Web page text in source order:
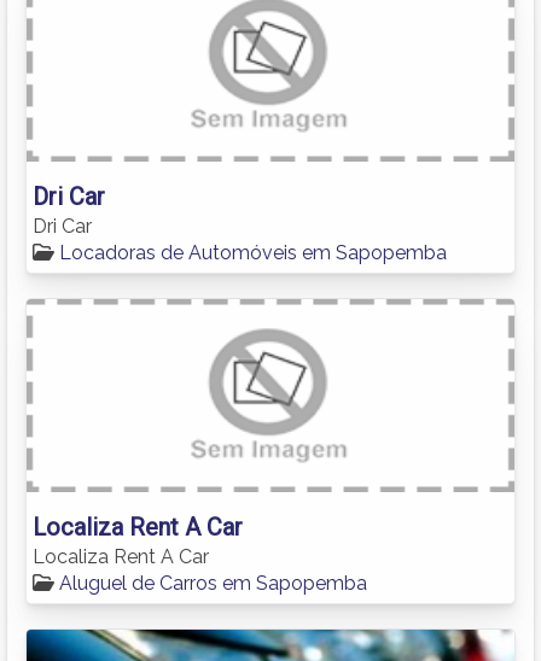
Dri Car
Dri Car
Locadoras de Automóveis em Sapopemba
Localiza Rent A Car
Localiza Rent A Car
Aluguel de Carros em Sapopemba